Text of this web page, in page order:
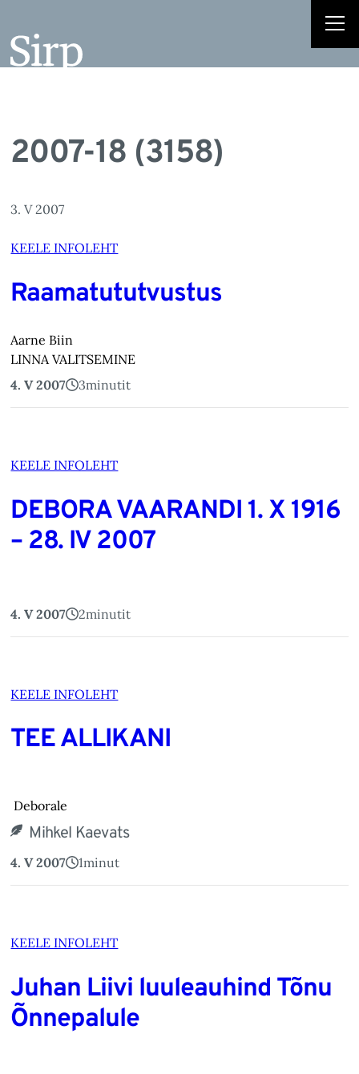
2007-18 (3158)
3. V 2007
KEELE INFOLEHT
Raamatututvustus
Aarne Biin
LINNA VALITSEMINE
4. V 2007
3minutit
KEELE INFOLEHT
DEBORA VAARANDI 1. X 1916
– 28. IV 2007
4. V 2007 2minutit
KEELE INFOLEHT
TEE ALLIKANI
Deborale
Mihkel Kaevats
4. V 2007 1minut
KEELE INFOLEHT
Juhan Liivi luuleauhind Tõnu
Õnnepalule